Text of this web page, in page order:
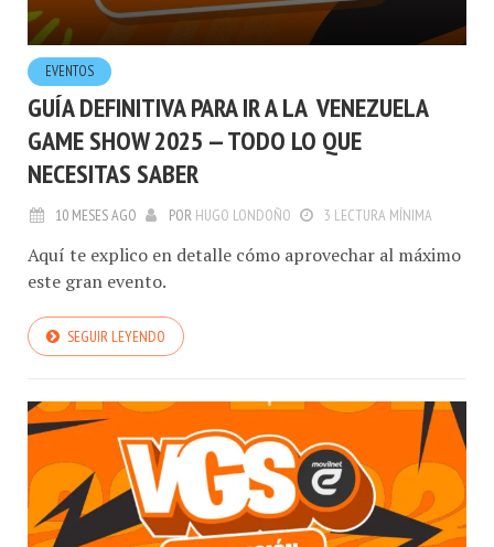
EVENTOS
GUÍA DEFINITIVA PARA IR A LA VENEZUELA
GAME SHOW 2025 — TODO LO QUE
NECESITAS SABER
10 MESES AGO POR HUGO LONDOÑO 3 LECTURA MÍNIMA
Aquí te explico en detalle cómo aprovechar al máximo
este gran evento.
SEGUIR LEYENDO